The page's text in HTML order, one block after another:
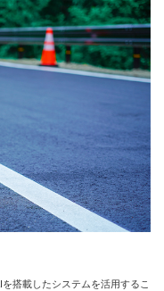
搭載したシステムを活用するこ